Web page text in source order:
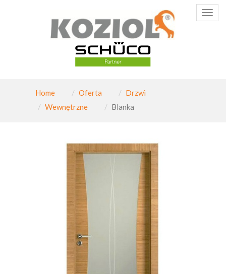
menu
Home Oferta
Drzwi
Wewnętrzne
Blanka